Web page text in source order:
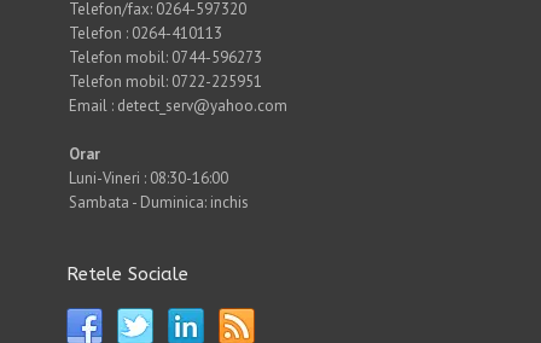
Telefon/fax: 0264-597320
Telefon : 0264-410113
Telefon mobil: 0744-596273
Telefon mobil: 0722-225951
Email : detect_serv@yahoo.com
Orar
Luni-Vineri : 08:30-16:00
Sambata - Duminica: inchis
Retele Sociale